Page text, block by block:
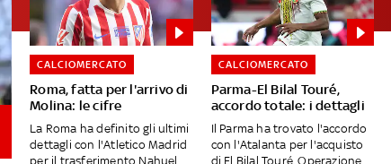
Roma, fatta per l'arrivo di
Molina: le cifre
CALCIOMERCATO
La Roma ha definito gli ultimi
dettagli con l'Atletico Madrid
per il trasferimento Nahuel
Parma-El Bilal Touré,
accordo totale: i dettagli
CALCIOMERCATO
Il Parma ha trovato l'accordo
con l'Atalanta per l'acquisto
di El Bilal Touré. Operazione